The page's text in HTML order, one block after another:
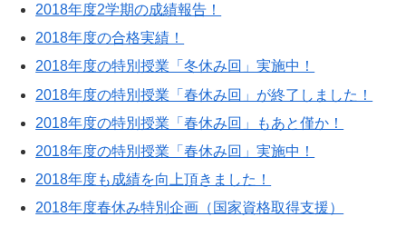
2018年度2学期の成績報告！
2018年度の合格実績！
2018年度の特別授業「冬休み回」実施中！
2018年度の特別授業「春休み回」が終了しました！
2018年度の特別授業「春休み回」もあと僅か！
2018年度の特別授業「春休み回」実施中！
2018年度も成績を向上頂きました！
2018年度春休み特別企画（国家資格取得支援）